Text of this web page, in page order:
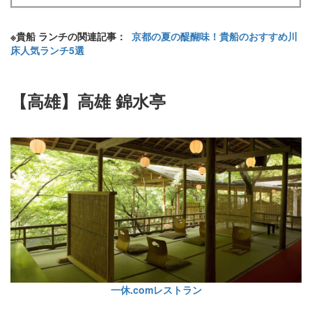
※貴船 ランチの関連記事： 京都の夏の醍醐味！貴船のおすすめ川
床人気ランチ5選
【高雄】高雄 錦水亭
一休.comレストラン